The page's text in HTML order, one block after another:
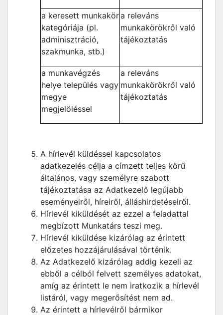
a keresett munkakör
kategóriája (pl.
adminisztráció,
szakmunka, stb.)
a releváns
munkakörökről való
tájékoztatás
a munkavégzés
helye település vagy
megye
megjelöléssel
a releváns
munkakörökről való
tájékoztatás
A hírlevél küldéssel kapcsolatos
adatkezelés célja a címzett teljes körű
általános, vagy személyre szabott
tájékoztatása az Adatkezelő legújabb
eseményeiről, híreiről, álláshirdetéseiről.
Hírlevél kiküldését az ezzel a feladattal
megbízott Munkatárs teszi meg.
Hírlevél kiküldése kizárólag az érintett
előzetes hozzájárulásával történik.
Az Adatkezelő kizárólag addig kezeli az
ebből a célból felvett személyes adatokat,
amíg az érintett le nem iratkozik a hírlevél
listáról, vagy megerősítést nem ad.
Az érintett a hírlevélről bármikor